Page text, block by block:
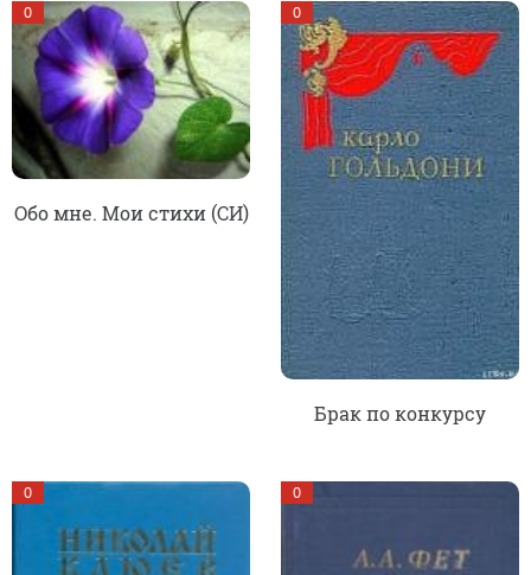
Обо мне. Мои стихи (СИ)
0
Брак по конкурсу
0
0 0